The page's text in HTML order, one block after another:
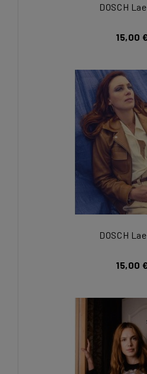
DOSCH
15,00
DOSCH
15,00